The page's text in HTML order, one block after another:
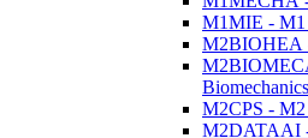
M1MIE - M1
M2BIOHEA
Biomechanics
M2CPS - M2
M2DATAAI